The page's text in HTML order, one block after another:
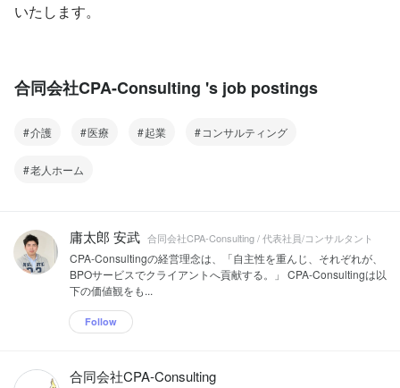
いたします。
合同会社CPA-Consulting 's job postings
介護 医療 起業 コンサルティング
老人ホーム
庸太郎 安武 合同会社CPA-Consulting / 代表社員/コンサルタント
CPA-Consultingの経営理念は、「自主性を重んじ、それぞれが、
BPOサービスでクライアントへ貢献する。」 CPA-Consultingは以
下の価値観をも...
Follow
合同会社CPA-Consulting